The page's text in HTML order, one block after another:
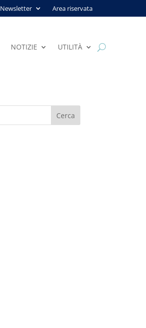
Newsletter Area riservata
NOTIZIE UTILITÀ